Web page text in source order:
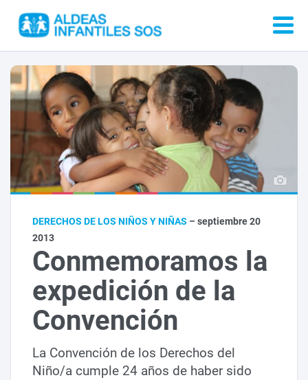
DERECHOS DE LOS NIÑOS Y NIÑAS – septiembre 20
2013
Conmemoramos la
expedición de la
Convención
La Convención de los Derechos del
Niño/a cumple 24 años de haber sido